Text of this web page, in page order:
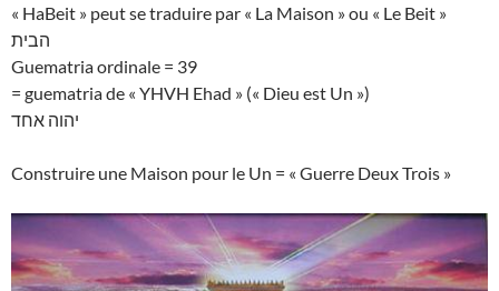
« HaBeit » peut se traduire par « La Maison » ou « Le Beit »
הבית
Guematria ordinale = 39
= guematria de « YHVH Ehad » (« Dieu est Un »)
יהוה אחד
Construire une Maison pour le Un = « Guerre Deux Trois »